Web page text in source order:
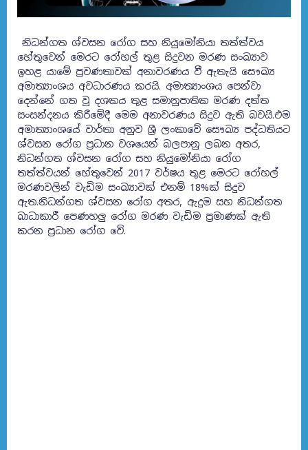
නිධන්ගත ශ්වසන රෝග සහ නියුමෝනියා තත්ත්වය
හේතුවෙන් මෙරට රෝහල් තුළ සිදුවන මරණ සංඛ්‍යාව
ඉහළ යාමේ ප්‍රවණතාවක් අනාවරණය වී ඇතැයි සෞඛ්‍ය
අමාත්‍යාංශය අවධාරණය කරයි. අමාත්‍යාංශය පෙන්වා
දෙන්නේ ගත වූ දශකය තුළ සමානුපාතික මරණ දත්ත
සංසන්දනය කිරීමේදී මෙම අනාවරණය සිදුව ඇති බවයි.එම
අමාත්‍යාංශයේ වාර්තා අනුව ශ්‍රී ලංකාවේ සෞඛ්‍ය පද්ධතියට
ශ්වසන රෝග ප්‍රධාන වශයෙන් බලපානු ලබන අතර,
නිධන්ගත ශ්වසන රෝග සහ නියුමෝනියා රෝග
තත්ත්වයන් හේතුවෙන් 2017 වර්ෂය තුළ මෙරට රෝහල්
මරණවලින් වැඩිම සංඛ්‍යාවක් එනම් 18%ක් සිදුව
ඇත.නිධන්ගත ශ්වසන රෝග අතර, ඇදුම සහ නිධන්ගත
බාධාකාරී පෙණහලු රෝග මරණ වැඩිම ප්‍රමාණක් ඇති
කරන ප්‍රධාන රෝග වේ.